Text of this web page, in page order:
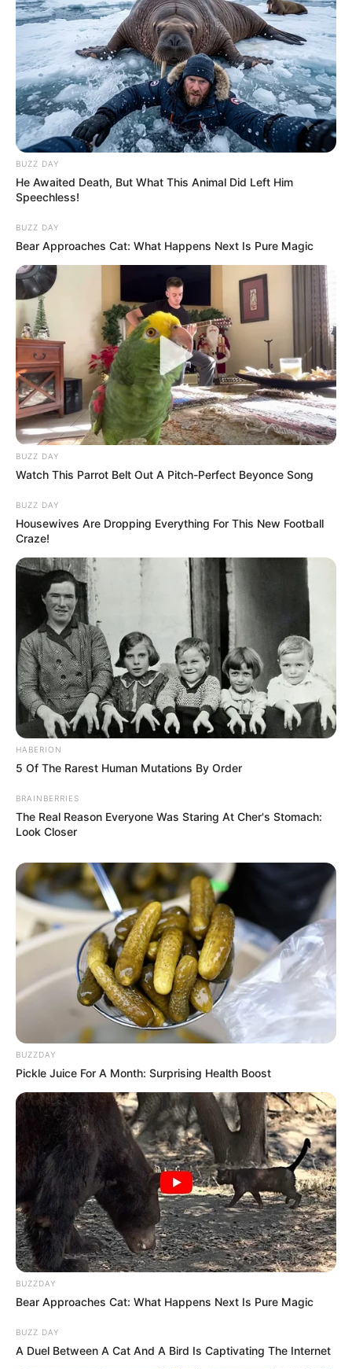
BUZZ DAY
He Awaited Death, But What This Animal Did Left Him
Speechless!
BUZZ DAY
Bear Approaches Cat: What Happens Next Is Pure Magic
BUZZ DAY
Watch This Parrot Belt Out A Pitch-Perfect Beyonce Song
BUZZ DAY
Housewives Are Dropping Everything For This New Football
Craze!
HABERION
5 Of The Rarest Human Mutations By Order
BRAINBERRIES
The Real Reason Everyone Was Staring At Cher's Stomach:
Look Closer
BUZZDAY
Pickle Juice For A Month: Surprising Health Boost
BUZZDAY
Bear Approaches Cat: What Happens Next Is Pure Magic
BUZZ DAY
A Duel Between A Cat And A Bird Is Captivating The Internet